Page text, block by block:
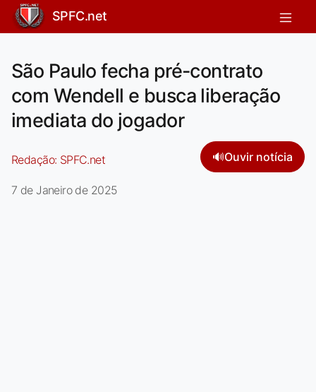
SPFC.net
São Paulo fecha pré-contrato
com Wendell e busca liberação
imediata do jogador
Redação: SPFC.net 🔊Ouvir notícia
7 de Janeiro de 2025